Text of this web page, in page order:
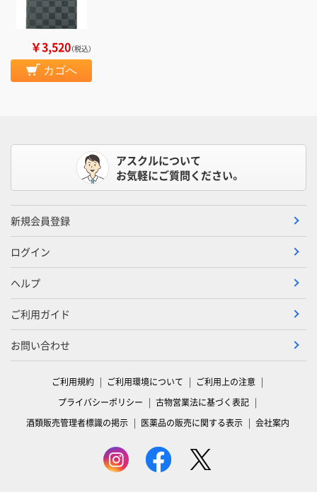
￥3,520（税込）
カゴへ
アスクルについて
お気軽にご質問ください。
新規会員登録
ログイン
ヘルプ
ご利用ガイド
お問い合わせ
ご利用規約 ご利用環境について
ご利用上の注意
プライバシーポリシー
古物営業法に基づく表記
酒類販売管理者標識の掲示
医薬品の販売に関する表示 会社案内